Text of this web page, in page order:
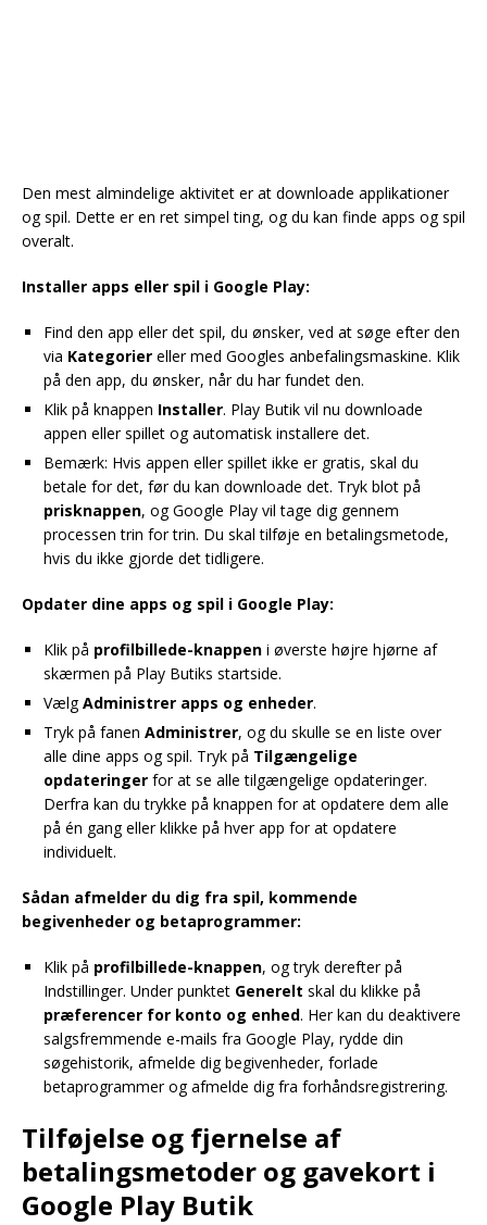
Den mest almindelige aktivitet er at downloade applikationer
og spil. Dette er en ret simpel ting, og du kan finde apps og spil
overalt.
Installer apps eller spil i Google Play:
Find den app eller det spil, du ønsker, ved at søge efter den
via Kategorier eller med Googles anbefalingsmaskine. Klik
på den app, du ønsker, når du har fundet den.
Klik på knappen Installer. Play Butik vil nu downloade
appen eller spillet og automatisk installere det.
Bemærk: Hvis appen eller spillet ikke er gratis, skal du
betale for det, før du kan downloade det. Tryk blot på
prisknappen, og Google Play vil tage dig gennem
processen trin for trin. Du skal tilføje en betalingsmetode,
hvis du ikke gjorde det tidligere.
Opdater dine apps og spil i Google Play:
Klik på profilbillede-knappen i øverste højre hjørne af
skærmen på Play Butiks startside.
VælgAdministrer apps og enheder.
Tryk på fanen Administrer, og du skulle se en liste over
alle dine apps og spil. Tryk på Tilgængelige
opdateringer for at se alle tilgængelige opdateringer.
Derfra kan du trykke på knappen for at opdatere dem alle
på én gang eller klikke på hver app for at opdatere
individuelt.
Sådan afmelder du dig fra spil, kommende
begivenheder og betaprogrammer:
Klik på profilbillede-knappen, og tryk derefter på
Indstillinger. Under punktet Generelt skal du klikke på
præferencer for konto og enhed. Her kan du deaktivere
salgsfremmende e-mails fra Google Play, rydde din
søgehistorik, afmelde dig begivenheder, forlade
betaprogrammer og afmelde dig fra forhåndsregistrering.
Tilføjelse og fjernelse af
betalingsmetoder og gavekort i
Google Play Butik